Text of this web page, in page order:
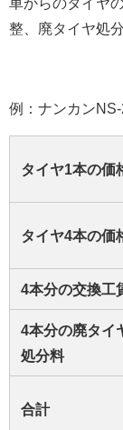
整、廃タイヤ処
例：ナンカンNS-
タイヤ1本の価
タイヤ4本の価
4本分の交換工
4本分の廃タイ
処分料
合計